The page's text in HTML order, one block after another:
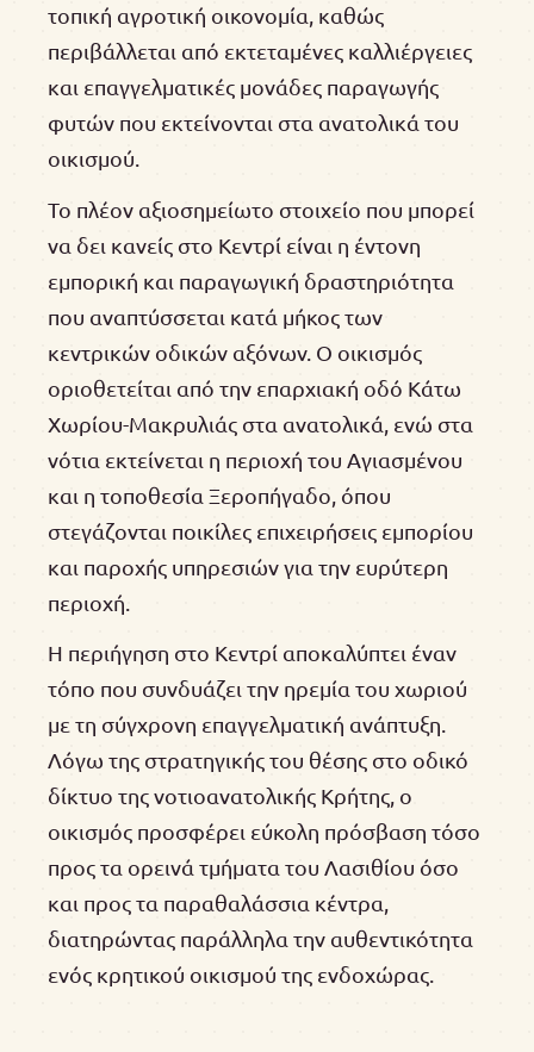
τοπική αγροτική οικονομία, καθώς
περιβάλλεται από εκτεταμένες καλλιέργειες
και επαγγελματικές μονάδες παραγωγής
φυτών που εκτείνονται στα ανατολικά του
οικισμού.
Το πλέον αξιοσημείωτο στοιχείο που μπορεί
να δει κανείς στο Κεντρί είναι η έντονη
εμπορική και παραγωγική δραστηριότητα
που αναπτύσσεται κατά μήκος των
κεντρικών οδικών αξόνων. Ο οικισμός
οριοθετείται από την επαρχιακή οδό Κάτω
Χωρίου-Μακρυλιάς στα ανατολικά, ενώ στα
νότια εκτείνεται η περιοχή του Αγιασμένου
και η τοποθεσία Ξεροπήγαδο, όπου
στεγάζονται ποικίλες επιχειρήσεις εμπορίου
και παροχής υπηρεσιών για την ευρύτερη
περιοχή.
Η περιήγηση στο Κεντρί αποκαλύπτει έναν
τόπο που συνδυάζει την ηρεμία του χωριού
με τη σύγχρονη επαγγελματική ανάπτυξη.
Λόγω της στρατηγικής του θέσης στο οδικό
δίκτυο της νοτιοανατολικής Κρήτης, ο
οικισμός προσφέρει εύκολη πρόσβαση τόσο
προς τα ορεινά τμήματα του Λασιθίου όσο
και προς τα παραθαλάσσια κέντρα,
διατηρώντας παράλληλα την αυθεντικότητα
ενός κρητικού οικισμού της ενδοχώρας.